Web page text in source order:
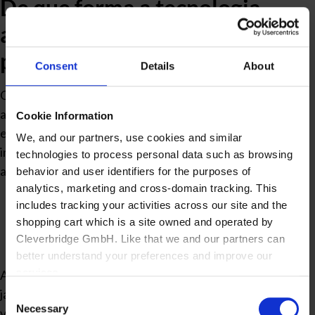
Consent Details About
Cookie Information
We, and our partners, use cookies and similar
technologies to process personal data such as browsing
behavior and user identifiers for the purposes of
analytics, marketing and cross-domain tracking. This
includes tracking your activities across our site and the
shopping cart which is a site owned and operated by
Cleverbridge GmbH. Like that we and our partners can
better understand your preferences and improve our
Also, the operator of the shopping cart, Cleverbridge
Consent
Selection
Necessary
De que forma a tecnologia
ajuda na construção da
projeção de vendas?
Os softwares, como o FoccoERP, são programas que
auxiliam naintegração de dados e processos
empresa. Por isso, facilitam o trabalho com as diferentes
informações necessárias para a projeção de vendas por
ajudar a:
coletar
organizar
monitorar
Além disso, o planejamento de recursos fica mais simples,
já que com um simples acesso ao sistema, é possível